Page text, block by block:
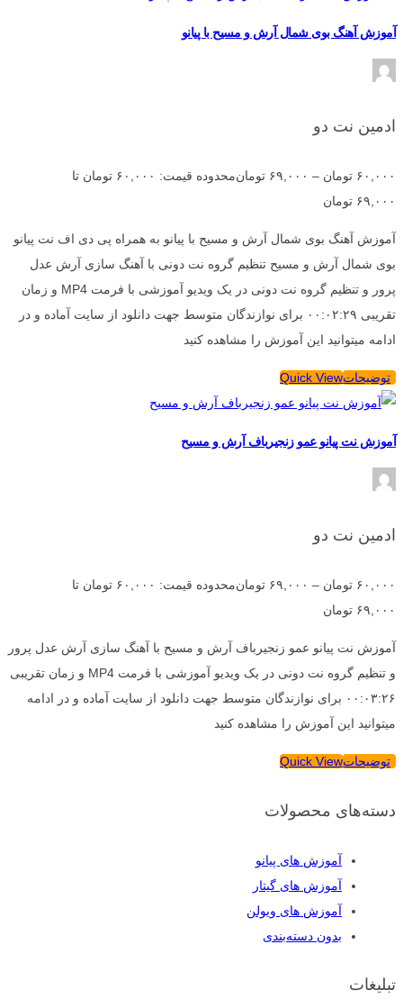
آموزش آهنگ بوی شمال آرش و مسیح با پیانو
ادمین نت دو
۶۰,۰۰۰ تومان – ۶۹,۰۰۰ تومان
محدوده قیمت: ۶۰,۰۰۰ تومان تا
۶۹,۰۰۰ تومان
آموزش آهنگ بوی شمال آرش و مسیح با پیانو به همراه پی دی اف نت پیانو
بوی شمال آرش و مسیح تنظیم گروه نت دونی با آهنگ سازی آرش عدل
پرور و تنظیم گروه نت دونی در یک ویدیو آموزشی با فرمت MP4 و زمان
تقریبی ۰۰:۰۲:۲۹ برای نوازندگان متوسط جهت دانلود از سایت آماده و در
ادامه میتوانید این آموزش را مشاهده کنید
توضیحاتQuick View
آموزش نت پیانو عمو زنجیرباف آرش و مسیح
ادمین نت دو
۶۰,۰۰۰ تومان – ۶۹,۰۰۰ تومان
محدوده قیمت: ۶۰,۰۰۰ تومان تا
۶۹,۰۰۰ تومان
آموزش نت پیانو عمو زنجیرباف آرش و مسیح با آهنگ سازی آرش عدل پرور
و تنظیم گروه نت دونی در یک ویدیو آموزشی با فرمت MP4 و زمان تقریبی
۰۰:۰۳:۲۶ برای نوازندگان متوسط جهت دانلود از سایت آماده و در ادامه
میتوانید این آموزش را مشاهده کنید
توضیحاتQuick View
دسته‌های محصولات
آموزش های پیانو
آموزش های گیتار
آموزش های ویولن
بدون دسته‌بندی
تبلیغات